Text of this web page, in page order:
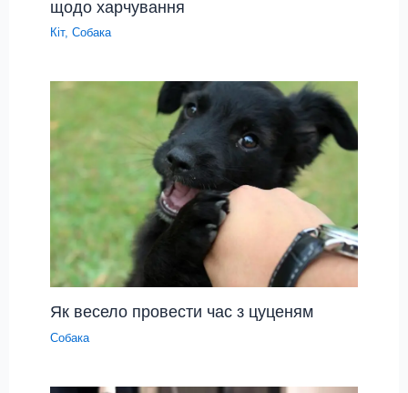
щодо харчування
Кіт,Собака
Як весело провести час з цуценям
Собака